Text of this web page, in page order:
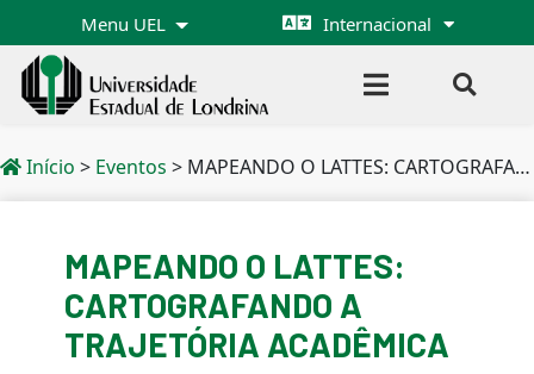
Menu UEL Internacional
Início > Eventos > MAPEANDO O LATTES: CARTOGRAFANDO A TRAJETÓRIA ACADÊMICA
MAPEANDO O LATTES:
CARTOGRAFANDO A
TRAJETÓRIA ACADÊMICA